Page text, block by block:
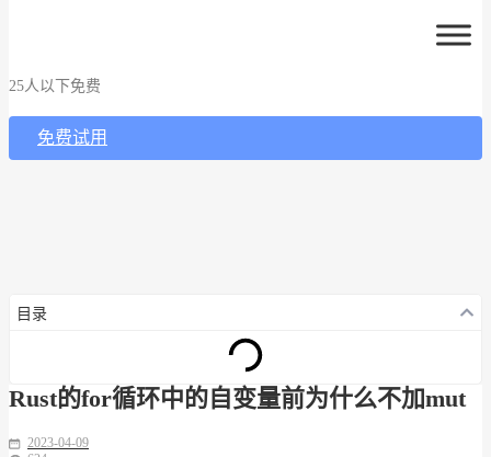
25人以下免费
免费试用
目录
Rust的for循环中的自变量前为什么不加mut
2023-04-09